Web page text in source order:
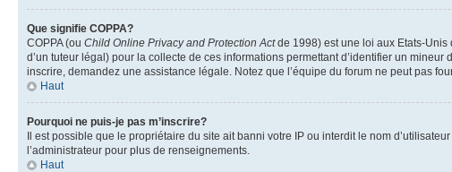
Que signifie COPPA?
COPPA (ou Child Online Privacy and Protection Actde 1998) est une loi aux Etats-Unis
d’un tuteur légal) pour la collecte de ces informations permettant d’identifier un
inscrire, demandez une assistance légale. Notez que l’équipe du forum ne peut pas
Haut
Pourquoi ne puis-je pas m’inscrire?
Il est possible que le propriétaire du site ait banni votre IP ou interdit le nom
l’administrateur pour plus de renseignements.
Haut